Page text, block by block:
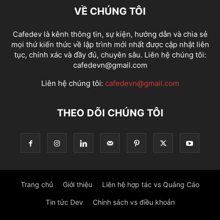
VỀ CHÚNG TÔI
Cafedev là kênh thông tin, sự kiện, hướng dẫn và chia sẻ
mọi thứ kiến thức về lập trình mới nhất được cập nhật liên
tục, chính xác và đầy đủ, chuyên sâu. Liên hệ chúng tôi:
cafedevn@gmail.com
Liên hệ chúng tôi: cafedevn@gmail.com
THEO DÕI CHÚNG TÔI
Trang chủ Giới thiệu Liên hệ hợp tác vs Quảng Cáo
Tin tức Dev Chính sách vs điều khoản